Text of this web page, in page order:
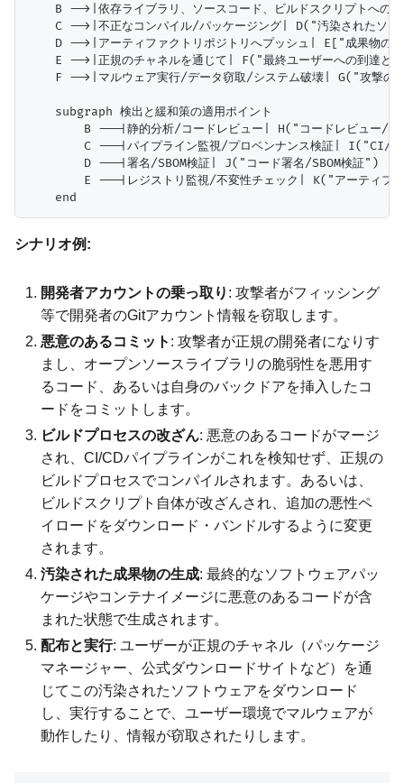
B -->|依存ライブラリ、ソースコード、ビルドスクリプトへの
C -->|不正なコンパイル/パッケージング| D("汚染されたソフ
D -->|アーティファクトリポジトリへプッシュ| E["成果物の
E -->|正規のチャネルを通じて| F("最終ユーザーへの到達と
F -->|マルウェア実行/データ窃取/システム破壊| G("攻撃の
    subgraph 検出と緩和策の適用ポイント
B ---|静的分析/コードレビュー| H("コードレビュー/
C ---|パイプライン監視/プロベンナンス検証| I("CI/
        D ---|署名/SBOM検証| J("コード署名/SBOM検証")
E ---|レジストリ監視/不変性チェック| K("アーティフ
シナリオ例:
開発者アカウントの乗っ取り : 攻撃者がフィッシング
等で開発者のGitアカウント情報を窃取します。
悪意のあるコミット : 攻撃者が正規の開発者になりす
まし、オープンソースライブラリの脆弱性を悪用す
るコード、あるいは自身のバックドアを挿入したコ
ードをコミットします。
ビルドプロセスの改ざん: 悪意のあるコードがマージ
され、CI/CDパイプラインがこれを検知せず、正規の
ビルドプロセスでコンパイルされます。あるいは、
ビルドスクリプト自体が改ざんされ、追加の悪性ペ
イロードをダウンロード・バンドルするように変更
されます。
汚染された成果物の生成: 最終的なソフトウェアパッ
ケージやコンテナイメージに悪意のあるコードが含
まれた状態で生成されます。
配布と実行: ユーザーが正規のチャネル（パッケージ
マネージャー、公式ダウンロードサイトなど）を通
じてこの汚染されたソフトウェアをダウンロード
し、実行することで、ユーザー環境でマルウェアが
動作したり、情報が窃取されたりします。